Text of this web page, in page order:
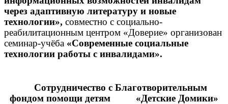
через адаптивную литературу и новые
технологии», совместно с социально-
реабилитационным центром «Доверие» организован
семинар-учёба «Современные социальные
технологии работы с инвалидами».
Сотрудничество с Благотворительным
фондом помощи детям «Детские Домики»